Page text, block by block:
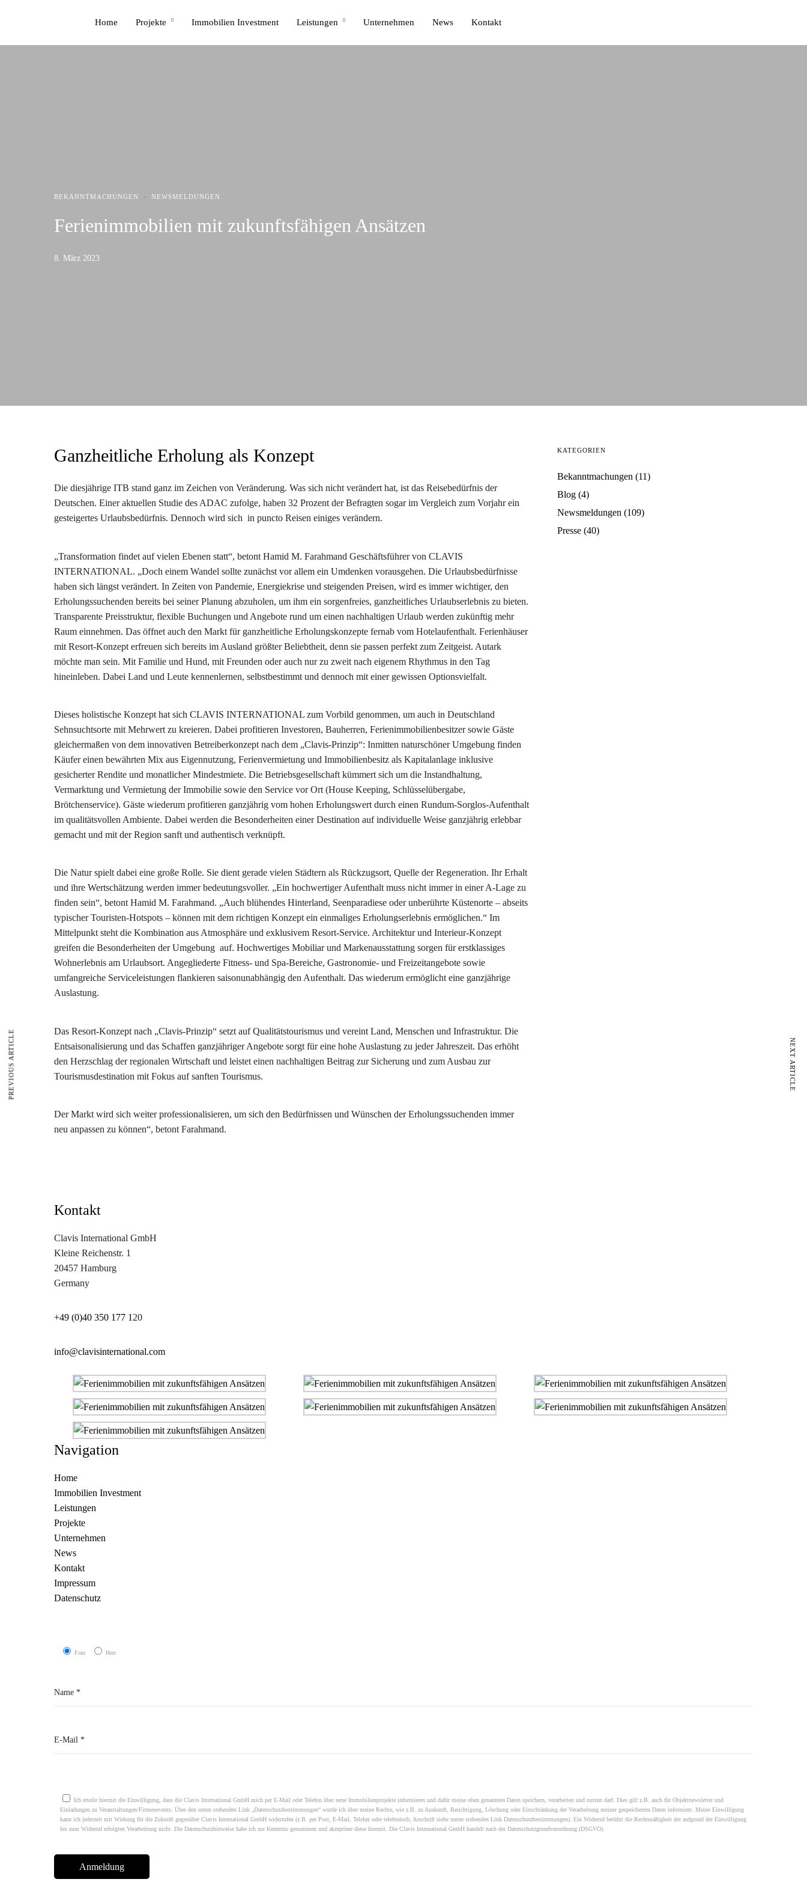
Home Projekte Immobilien Investment Leistungen Unternehmen News Kontakt
BEKANNTMACHUNGEN · NEWSMELDUNGEN
Ferienimmobilien mit zukunftsfähigen Ansätzen
8. März 2023
Ganzheitliche Erholung als Konzept
Die diesjährige ITB stand ganz im Zeichen von Veränderung. Was sich nicht verändert hat, ist das Reisebedürfnis der
Deutschen. Einer aktuellen Studie des ADAC zufolge, haben 32 Prozent der Befragten sogar im Vergleich zum Vorjahr ein
gesteigertes Urlaubsbedürfnis. Dennoch wird sich in puncto Reisen einiges verändern.
„Transformation findet auf vielen Ebenen statt“, betont Hamid M. Farahmand Geschäftsführer von CLAVIS
INTERNATIONAL. „Doch einem Wandel sollte zunächst vor allem ein Umdenken vorausgehen. Die Urlaubsbedürfnisse
haben sich längst verändert. In Zeiten von Pandemie, Energiekrise und steigenden Preisen, wird es immer wichtiger, den
Erholungssuchenden bereits bei seiner Planung abzuholen, um ihm ein sorgenfreies, ganzheitliches Urlaubserlebnis zu bieten.
Transparente Preisstruktur, flexible Buchungen und Angebote rund um einen nachhaltigen Urlaub werden zukünftig mehr
Raum einnehmen. Das öffnet auch den Markt für ganzheitliche Erholungskonzepte fernab vom Hotelaufenthalt. Ferienhäuser
mit Resort-Konzept erfreuen sich bereits im Ausland größter Beliebtheit, denn sie passen perfekt zum Zeitgeist. Autark
möchte man sein. Mit Familie und Hund, mit Freunden oder auch nur zu zweit nach eigenem Rhythmus in den Tag
hineinleben. Dabei Land und Leute kennenlernen, selbstbestimmt und dennoch mit einer gewissen Optionsvielfalt.
Dieses holistische Konzept hat sich CLAVIS INTERNATIONAL zum Vorbild genommen, um auch in Deutschland
Sehnsuchtsorte mit Mehrwert zu kreieren. Dabei profitieren Investoren, Bauherren, Ferienimmobilienbesitzer sowie Gäste
gleichermaßen von dem innovativen Betreiberkonzept nach dem „Clavis-Prinzip“: Inmitten naturschöner Umgebung finden
Käufer einen bewährten Mix aus Eigennutzung, Ferienvermietung und Immobilienbesitz als Kapitalanlage inklusive
gesicherter Rendite und monatlicher Mindestmiete. Die Betriebsgesellschaft kümmert sich um die Instandhaltung,
Vermarktung und Vermietung der Immobilie sowie den Service vor Ort (House Keeping, Schlüsselübergabe,
Brötchenservice). Gäste wiederum profitieren ganzjährig vom hohen Erholungswert durch einen Rundum-Sorglos-Aufenthalt
im qualitätsvollen Ambiente. Dabei werden die Besonderheiten einer Destination auf individuelle Weise ganzjährig erlebbar
gemacht und mit der Region sanft und authentisch verknüpft.
Die Natur spielt dabei eine große Rolle. Sie dient gerade vielen Städtern als Rückzugsort, Quelle der Regeneration. Ihr Erhalt
und ihre Wertschätzung werden immer bedeutungsvoller. „Ein hochwertiger Aufenthalt muss nicht immer in einer A-Lage zu
finden sein“, betont Hamid M. Farahmand. „Auch blühendes Hinterland, Seenparadiese oder unberührte Küstenorte – abseits
typischer Touristen-Hotspots – können mit dem richtigen Konzept ein einmaliges Erholungserlebnis ermöglichen.“ Im
Mittelpunkt steht die Kombination aus Atmosphäre und exklusivem Resort-Service. Architektur und Interieur-Konzept
greifen die Besonderheiten der Umgebung auf. Hochwertiges Mobiliar und Markenausstattung sorgen für erstklassiges
Wohnerlebnis am Urlaubsort. Angegliederte Fitness- und Spa-Bereiche, Gastronomie- und Freizeitangebote sowie
umfangreiche Serviceleistungen flankieren saisonunabhängig den Aufenthalt. Das wiederum ermöglicht eine ganzjährige
Auslastung.
Das Resort-Konzept nach „Clavis-Prinzip“ setzt auf Qualitätstourismus und vereint Land, Menschen und Infrastruktur. Die
Entsaisonalisierung und das Schaffen ganzjähriger Angebote sorgt für eine hohe Auslastung zu jeder Jahreszeit. Das erhöht
den Herzschlag der regionalen Wirtschaft und leistet einen nachhaltigen Beitrag zur Sicherung und zum Ausbau zur
Tourismusdestination mit Fokus auf sanften Tourismus.
Der Markt wird sich weiter professionalisieren, um sich den Bedürfnissen und Wünschen der Erholungssuchenden immer
neu anpassen zu können“, betont Farahmand.
PREVIOUS ARTICLE NEXT ARTICLE
KATEGORIEN
Bekanntmachungen (11)
Blog (4)
Newsmeldungen (109)
Presse (40)
Kontakt
Clavis International GmbH
Kleine Reichenstr. 1
20457 Hamburg
Germany
+49 (0)40 350 177 1 20
info@clavisinternational.com
Navigation
Home
Immobilien Investment
Leistungen
Projekte
Unternehmen
News
Kontakt
Impressum
Datenschutz
Frau Herr
Ich erteile hiermit die Einwilligung, dass die Clavis International GmbH mich per E-Mail oder Telefon über neue Immobilienprojekte informieren und dafür meine oben genannten Daten speichern, verarbeiten und nutzen darf. Dies gilt z.B. auch für Objektnewsletter und
Einladungen zu Veranstaltungen/Firmenevents. Über den unten stehenden Link „Datenschutzbestimmungen“ wurde ich über meine Rechte, wie z.B. zu Auskunft, Berichtigung, Löschung oder Einschränkung der Verarbeitung meiner gespeicherten Daten informiert. Meine Einwilligung
kann ich jederzeit mit Wirkung für die Zukunft gegenüber Clavis International GmbH widerrufen (z.B. per Post, E-Mail, Telefax oder telefonisch, Anschrift siehe unten stehenden Link Datenschutzbestimmungen). Ein Widerruf berührt die Rechtmäßigkeit der aufgrund der Einwilligung
bis zum Widerruf erfolgten Verarbeitung nicht. Die Datenschutzhinweise habe ich zur Kenntnis genommen und akzeptiere diese hiermit. Die Clavis International GmbH handelt nach der Datenschutzgrundverordnung (DSGVO).